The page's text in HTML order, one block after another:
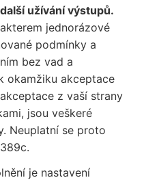
užívání výstupů.
jednorázové
podmínky a
bez vad a
okamžiku akceptace
z vaší strany
jsou veškeré
Neuplatní se proto
je nastavení